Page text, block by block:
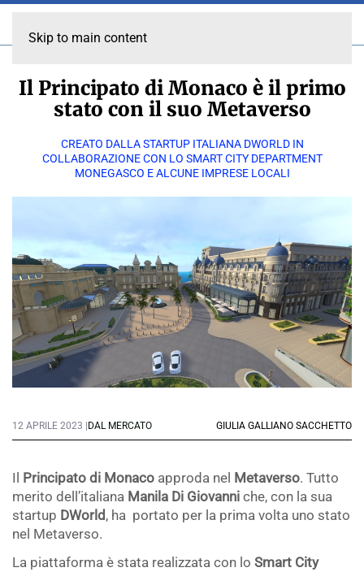
Skip to main content
Il Principato di Monaco è il primo
stato con il suo Metaverso
CREATO DALLA STARTUP ITALIANA DWORLD IN
COLLABORAZIONE CON LO SMART CITY DEPARTMENT
MONEGASCO E ALCUNE IMPRESE LOCALI
12 APRILE 2023 | DAL MERCATO GIULIA GALLIANO SACCHETTO
Il Principato di Monaco approda nel Metaverso. Tutto
merito dell’italiana Manila Di Giovanni che, con la sua
startup DWorld , ha portato per la prima volta uno stato
nel Metaverso.
La piattaforma è stata realizzata con lo Smart City